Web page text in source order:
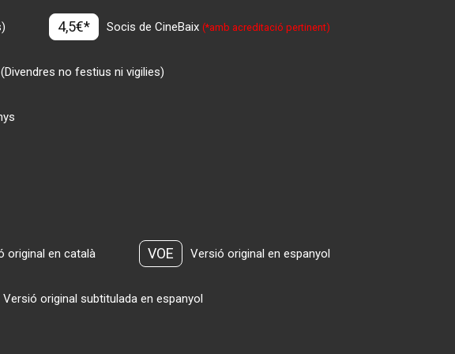
4,5€* Socis de CineBaix(*amb acreditació pertinent)
no festius ni vigilies)
original en català VOE Versió original en espanyol
Versió original subtitulada en espanyol